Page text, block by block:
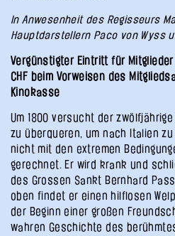
In Anwesenheit des Regisseurs
Hauptdarstellern Paco von Wyss
Vergünstigter Eintritt für
CHF beim Vorweisen des
Kinokasse
Um 1800 versucht der
zu überqueren, um nach Italien
nicht mit den extremen
gerechnet. Er wird krank und
des Grossen Sankt Bernhard
oben findet er einen hilflosen
der Beginn einer großen
wahren Geschichte des